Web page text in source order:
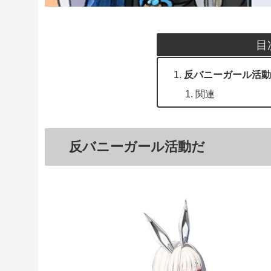
目
反バニーガール活
関連
反バニーガール活動だ